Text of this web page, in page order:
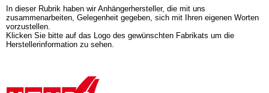
In dieser Rubrik haben wir Anhängerhersteller, die mit uns
zusammenarbeiten, Gelegenheit gegeben, sich mit Ihren eigenen Worten
vorzustellen.
Klicken Sie bitte auf das Logo des gewünschten Fabrikats um die
Herstellerinformation zu sehen.